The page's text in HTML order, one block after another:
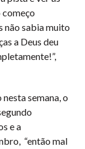
começo
não sabia muito
a Deus deu
semana, o
e a
“então mal